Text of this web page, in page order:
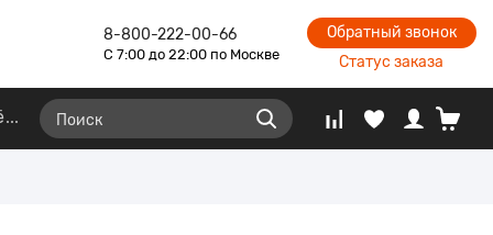
8-800-222-00-66
С 7:00 до 22:00 по Москве
Обратный звонок
Статус заказа